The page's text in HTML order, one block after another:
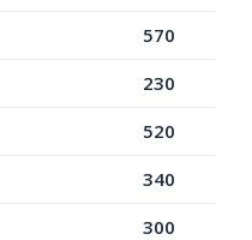
570
230
520
340
300